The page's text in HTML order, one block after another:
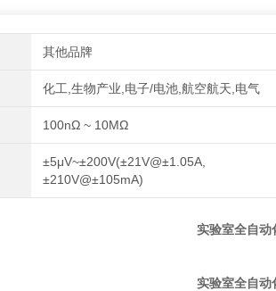
其他品牌
化工,生物产业,电子/电池,航空航天,电气
100nΩ ~ 10MΩ
±5μV~±200V(±21V@±1.05A,
±210V@±105mA)
实验室全自动
实验室全自动